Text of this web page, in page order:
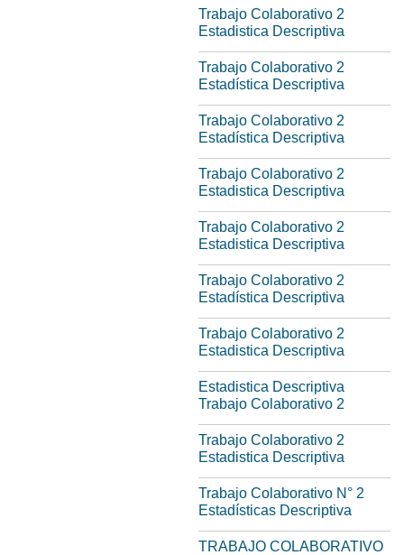
Trabajo Colaborativo 2
Estadistica Descriptiva
Trabajo Colaborativo 2
Estadística Descriptiva
Trabajo Colaborativo 2
Estadística Descriptiva
Trabajo Colaborativo 2
Estadistica Descriptiva
Trabajo Colaborativo 2
Estadistica Descriptiva
Trabajo Colaborativo 2
Estadística Descriptiva
Trabajo Colaborativo 2
Estadistica Descriptiva
Estadistica Descriptiva
Trabajo Colaborativo 2
Trabajo Colaborativo 2
Estadistica Descriptiva
Trabajo Colaborativo N° 2
Estadísticas Descriptiva
TRABAJO COLABORATIVO